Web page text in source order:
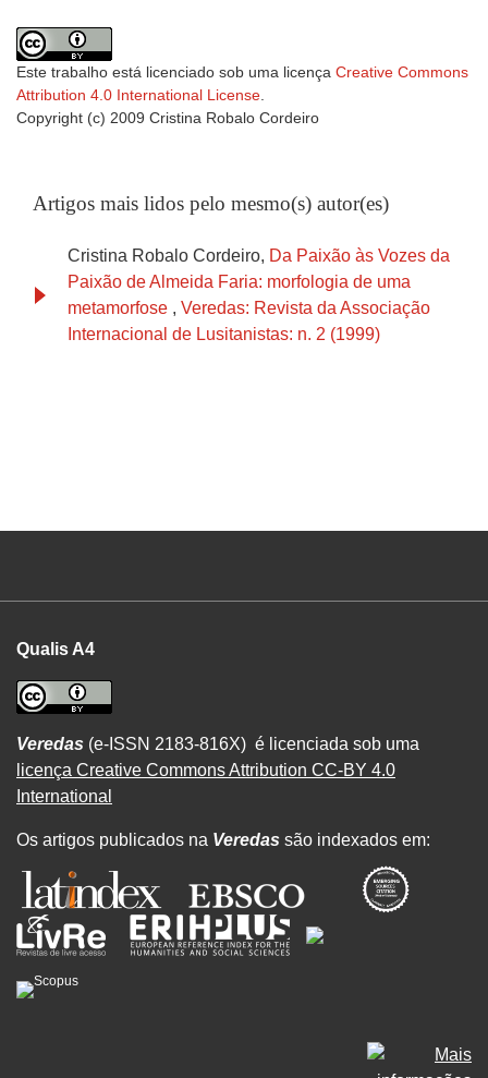
Este trabalho está licenciado sob uma licença Creative Commons
Attribution 4.0 International License.
Copyright (c) 2009 Cristina Robalo Cordeiro
Artigos mais lidos pelo mesmo(s) autor(es)
Cristina Robalo Cordeiro, Da Paixão às Vozes da
Paixão de Almeida Faria: morfologia de uma
metamorfose , Veredas: Revista da Associação
Internacional de Lusitanistas: n. 2 (1999)
Qualis A4
Veredas (e-ISSN 2183-816X) é licenciada sob uma
licença Creative Commons Attribution CC-BY 4.0
International
Os artigos publicados na Veredas são indexados em: